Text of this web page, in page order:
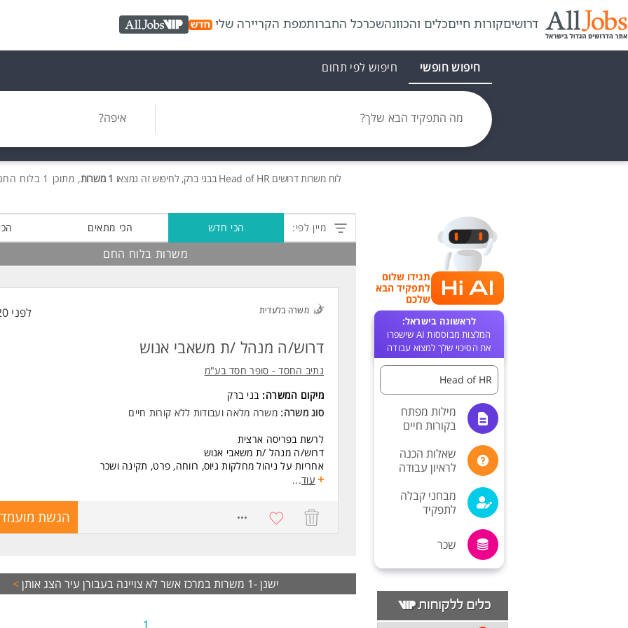
דרושיםקורות חייםכלים והכוונהשכרכל החברותמפת הקריירה שלי AllJobs VIP
חיפוש חופשי חיפוש לפי תחום
מה התפקיד הבא שלך? איפה?
לוח משרותדרושים 1 משרות , מתוכן 1 בלוח החם חינם!
תגידו שלום
לתפקיד הבא
שלכם
לראשונה בישראל:
המלצות מבוססות AI שישפרו
את הסיכוי שלך למצוא עבודה
Head of HR
מילות מפתח
בקורות חיים
שאלות הכנה
לראיון עבודה
מבחני קבלה
לתפקיד
שכר
מיין לפי: הכי חדש הכי מתאים
משרות בלוח החם
משרה בלעדית לפני 20 שעות
דרוש/ה מנהל /ת משאבי אנוש
נתיב החסד - סופר חסד בע"מ
מיקום המשרה:בני ברק
סוג משרה: משרה מלאה ועבודות ללא קורות חיים
לרשת בפריסה ארצית
דרוש/ה מנהל /ת משאבי אנוש
אחריות על ניהול מחלקות גיוס, רווחה, פרט, תקינה ושכר
ניהול צוות
ידע בדיני עבודה
תואר ראשון - חובה
לעוד משרות ומידע על נתיב החסד - סופר חסד בע"מ >
עוד...
הגשת
ישנן -1 משרות במרכז אשר לא צויינה בעבורן עיר הצג אותן>
1